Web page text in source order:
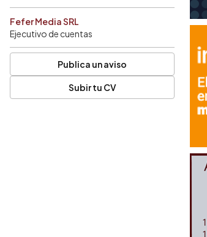
Fefer Media SRL
Ejecutivo de cuentas
Publica un aviso
Subir tu CV